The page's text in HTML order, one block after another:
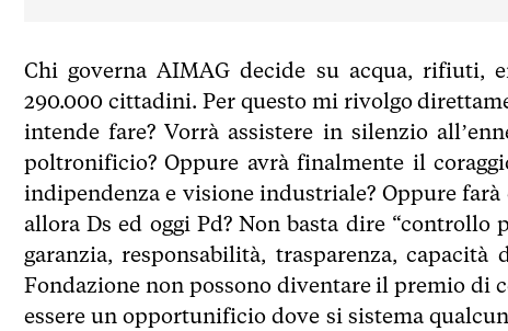
Chi governa AIMAG decide su acqua, rifiuti,
290.000 cittadini. Per questo mi rivolgo
intende fare? Vorrà assistere in silenzio
poltronificio? Oppure avrà finalmente il
indipendenza e visione industriale? Oppure
allora Ds ed oggi Pd? Non basta dire
garanzia, responsabilità, trasparenza,
Fondazione non possono diventare il premio di
essere un opportunificio dove si sistema